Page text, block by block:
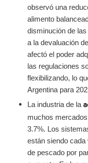
observó una
alimento
disminución de
a la devaluación
afectó el poder
las regulaciones
flexibilizando, lo
Argentina para
La industria de la
muchos
3.7%. Los
están siendo
de pescado por